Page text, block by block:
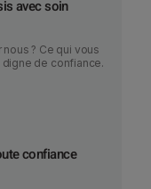
avec soin
? Ce qui vous
de confiance.
confiance